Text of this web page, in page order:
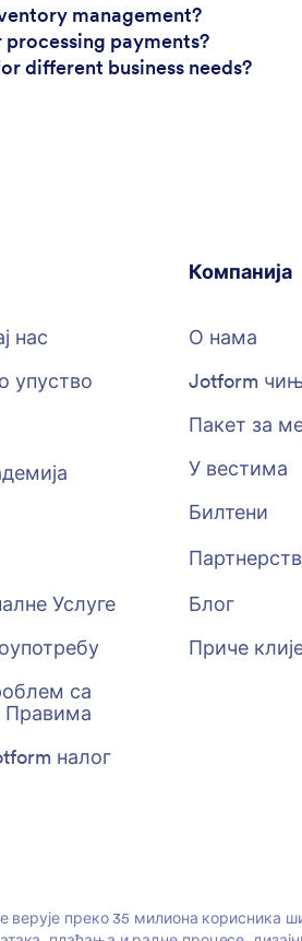
management?
payments?
different business needs?
нас
упуство
Услуге
са
Правима
налог
Компанија
О нама
Jotform
Пакет за
У вестима
Билтени
Блог
Приче
верује преко 35 милиона